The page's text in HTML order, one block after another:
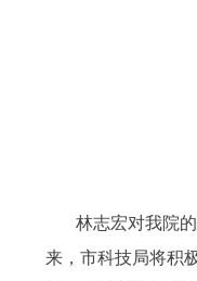
林志宏对我院
来，市科技局将积